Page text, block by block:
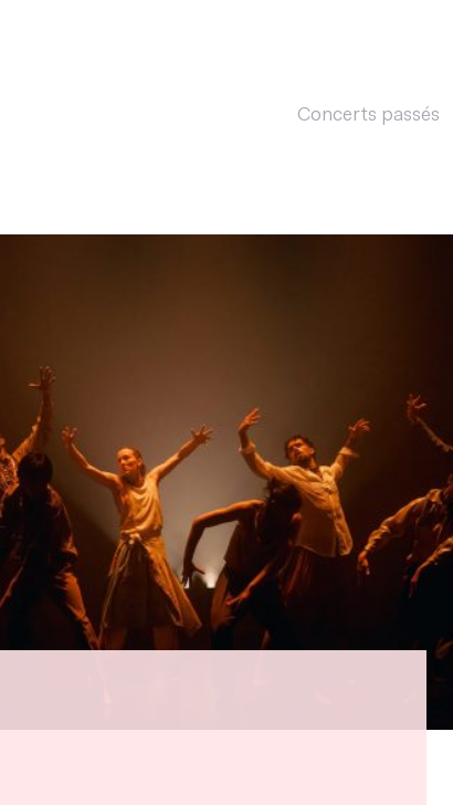
Concerts passés